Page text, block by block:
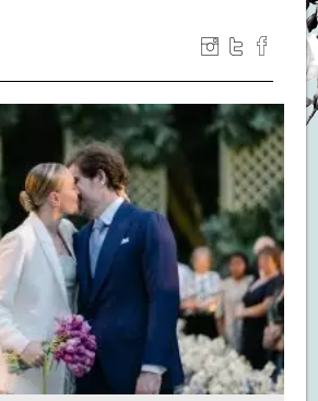
WILL YOU MARRY ME?
LUA DE MEL
COZINHA
DECORAÇÃO
DE NOIVA PRA NOIVA
S.O.S CASADAS
FALE COM O SAY I DO